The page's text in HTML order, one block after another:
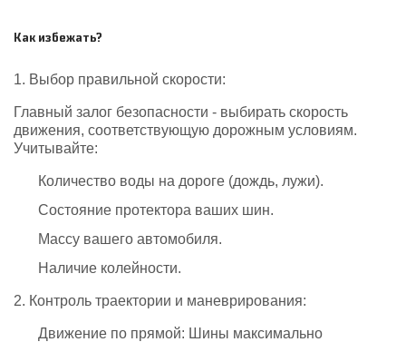
Как избежать?
1. Выбор правильной скорости:
Главный залог безопасности - выбирать скорость
движения, соответствующую дорожным условиям.
Учитывайте:
Количество воды на дороге (дождь, лужи).
Состояние протектора ваших шин.
Массу вашего автомобиля.
Наличие колейности.
2. Контроль траектории и маневрирования:
Движение по прямой: Шины максимально